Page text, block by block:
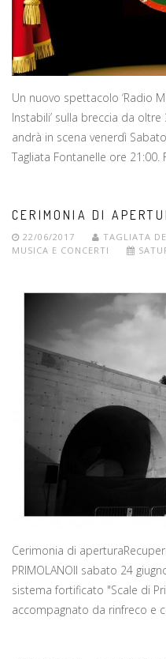
Un nuovo spettacolo ‘Radio
Instabili’ sulla breccia da
andrà in scena venerdì
Tagliata Fontanelle ore 21:00.
CERIMONIA DI
22/06/2017 TAGLIATA
MUSICA E CONCERTI
Cerimonia di
PRIMOLANOIl sabato 24
sistema fortificato "Scale di
accompagnato da rinfreco e